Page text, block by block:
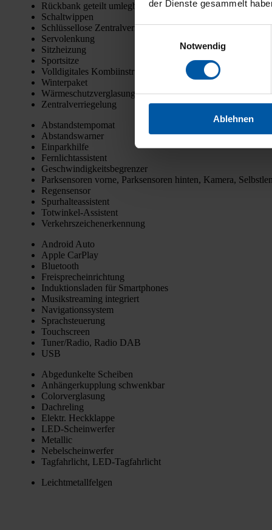
der Dienste gesammelt
Notwendig
Ablehnen
Rück­bank geteilt umleg­bar
Schalt­wip­pen
Schlüs­sel­lo­se Zen­tral­ver­rie­ge­lung
Ser­vo­len­kung
Sitz­hei­zung
Sport­sit­ze
Voll­di­gi­ta­les Kom­bi­in­stru­ment
Win­ter­pa­ket
Wär­me­schutz­ver­gla­sung
Zen­tral­ver­rie­ge­lung
Abstands­tem­po­mat
Abstands­war­ner
Ein­park­hil­fe
Fern­licht­as­sis­tent
Geschwin­dig­keits­be­gren­zer
Park­sen­so­ren vor­ne, Park­sen­so­ren hin­ten, Kame­ra,
Regen­sen­sor
Spur­hal­te­as­sis­tent
Tot­win­kel-Assis­tent
Ver­kehrs­zei­chen­er­ken­nung
Android Auto
Apple Car­Play
Blue­tooth
Frei­sprech­ein­rich­tung
Induk­ti­ons­la­den für Smart­phones
Musik­strea­ming inte­griert
Navi­ga­ti­ons­sys­tem
Sprach­steue­rung
Touch­screen
Tuner/Radio, Radio DAB
USB
Abge­dun­kel­te Schei­ben
Anhän­ger­kupp­lung schwenk­bar
Color­ver­gla­sung
Dach­re­ling
Elektr. Heck­klap­pe
LED-Schein­wer­fer
Metal­lic
Nebel­schein­wer­fer
Tag­fahr­licht, LED-Tag­fahr­licht
Leicht­me­tall­fel­gen